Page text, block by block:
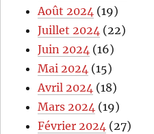
Août 2024 (19)
Juillet 2024 (22)
Juin 2024 (16)
Mai 2024 (15)
Avril 2024 (18)
Mars 2024 (19)
Février 2024 (27)